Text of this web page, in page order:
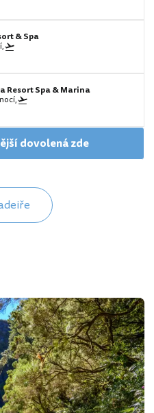
& Spa
Resort Spa & Marina
dovolená zde